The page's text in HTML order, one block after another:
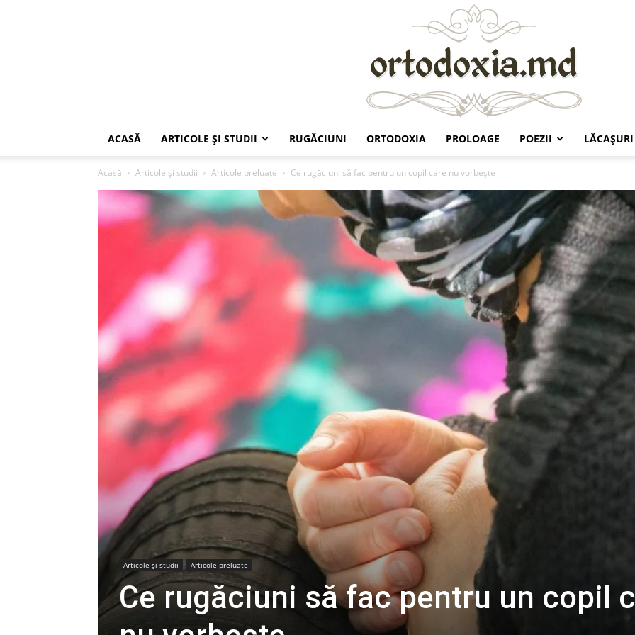
ACASĂ ARTICOLE ŞI STUDII RUGĂCIUNI ORTODOXIA PROLOAGE POEZII LĂCAŞURI
Acasă Articole şi studii Articole preluate Ce rugăciuni să fac pentru un copil care nu vorbește
Articole şi studii Articole preluate
Ce rugăciuni să fac pentru un copil